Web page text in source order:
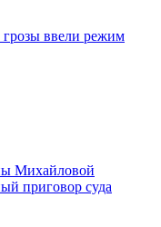
грозы ввели режим
Михайловой
приговор суда